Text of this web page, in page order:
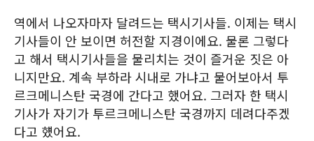
역에서 나오자마자 달려드는 택시기사들. 이제는 택시
기사들이 안 보이면 허전할 지경이에요. 물론 그렇다
고 해서 택시기사들을 물리치는 것이 즐거운 짓은 아
니지만요. 계속 부하라 시내로 가냐고 물어보아서 투
르크메니스탄 국경에 간다고 했어요. 그러자 한 택시
기사가 자기가 투르크메니스탄 국경까지 데려다주겠
다고 헀어요.